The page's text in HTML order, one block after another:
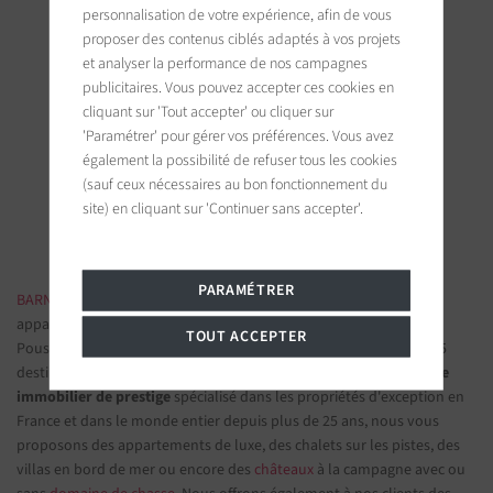
BARNES Ile de Ré
19 bis, Cours Félix Faure
17630 La Flotte-en-Ré, France
Suivez-nous sur les réseaux sociaux
BARNES IMMOBILIER DE LUXE - Les plus belles demeures et
appartements de prestige
Poussez la porte d'une de nos
agences immobilières
parmi nos 75
destinations et confiez-nous vos projets d’investissement.
Groupe
immobilier de prestigespécialisé dans les propriétés d'exception en
France et dans le monde entier depuis plus de 25 ans, nous vous
proposons des appartements de luxe, des chalets sur les pistes, des
villas en bord de mer ou encore des châteaux à la campagne avec ou
personnalisation de votre expérience, afin de vous
proposer des contenus ciblés adaptés à vos projets
et analyser la performance de nos campagnes
publicitaires. Vous pouvez accepter ces cookies en
cliquant sur 'Tout accepter' ou cliquer sur
'Paramétrer' pour gérer vos préférences. Vous avez
également la possibilité de refuser tous les cookies
(sauf ceux nécessaires au bon fonctionnement du
site) en cliquant sur 'Continuer sans accepter'.
PARAMÉTRER
TOUT ACCEPTER